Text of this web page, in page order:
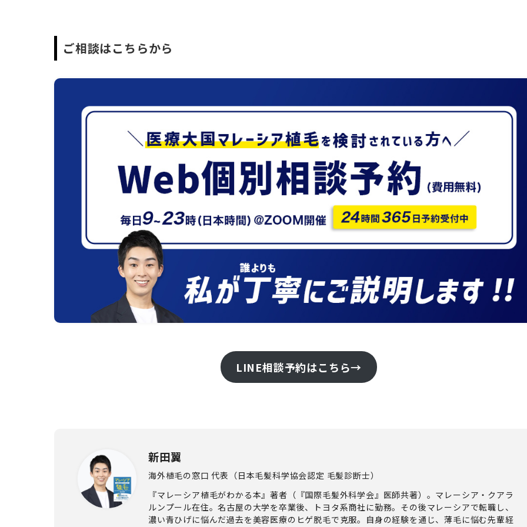
ご相談はこちらから
LINE相談予約はこちら→
新田翼
海外植毛の窓口 代表（日本毛髪科学協会認定 毛髪診断士）
『マレーシア植毛がわかる本』著者（『国際毛髪外科学会』医師共著）。マレーシア・クアラ
ルンプール在住。名古屋の大学を卒業後、トヨタ系商社に勤務。その後マレーシアで転職し、
濃い青ひげに悩んだ過去を美容医療のヒゲ脱毛で克服。自身の経験を通じ、薄毛に悩む先輩経